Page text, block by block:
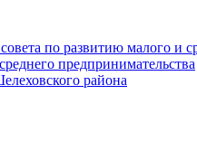
по развитию малого и
предпринимательства
района